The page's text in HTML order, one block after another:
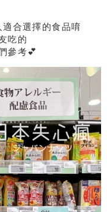
合選擇的食品唷
吃的
參考💕